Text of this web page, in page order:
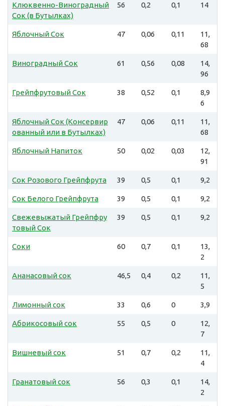
Клюквенно-Виноградный
Сок (в Бутылках)
56 0,2 0,1 14
Яблочный Сок 47 0,06 0,11
11,
68
Виноградный Сок 61 0,56 0,08
14,
96
Грейпфрутовый Сок 38 0,52 0,1
8,9
6
Яблочный Сок (Консервир
ованный или в Бутылках)
47 0,06 0,11
11,
68
Яблочный Напиток 50 0,02 0,03
12,
91
Сок Розового Грейпфрута 39 0,5 0,1 9,2
Сок Белого Грейпфрута 39 0,5 0,1 9,2
Свежевыжатый Грейпфру
товый Сок
39 0,5 0,1 9,2
Соки 60 0,7 0,1
13,
2
Ананасовый сок 46,5 0,4 0,2
11,
5
Лимонный сок 33 0,6 0 3,9
Абрикосовый сок 55 0,5 0
12,
7
Вишневый сок 51 0,7 0,2
11,
4
Гранатовый сок 56 0,3 0,1
14,
2